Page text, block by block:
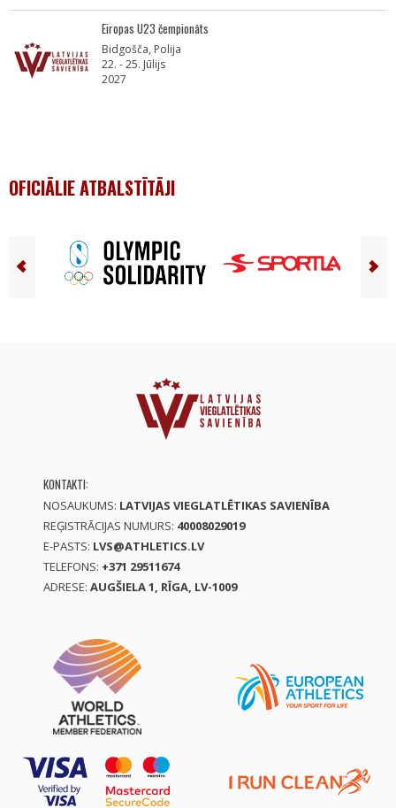
Eiropas U23 čempionāts
Bidgošča, Polija
22. - 25. Jūlijs
2027
OFICIĀLIE ATBALSTĪTĀJI
KONTAKTI:
NOSAUKUMS: LATVIJAS VIEGLATLĒTIKAS SAVIENĪBA
REĢISTRĀCIJAS NUMURS: 40008029019
E-PASTS: LVS@ATHLETICS.LV
TELEFONS: +371 29511674
ADRESE: AUGŠIELA 1, RĪGA, LV-1009